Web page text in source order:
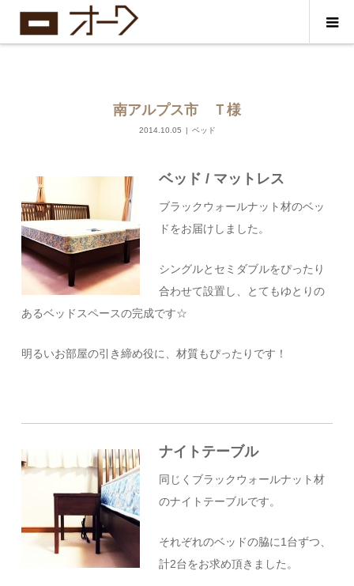
南アルプス市 Ｔ様
2014.10.05 ベッド
ベッド / マットレス
ブラックウォールナット材のベッ
ドをお届けしました。
シングルとセミダブルをぴったり
合わせて設置し、とてもゆとりの
あるベッドスペースの完成です☆
明るいお部屋の引き締め役に、材質もぴったりです！
ナイトテーブル
同じくブラックウォールナット材
のナイトテーブルです。
それぞれのベッドの脇に1台ずつ、
計2台をお求め頂きました。